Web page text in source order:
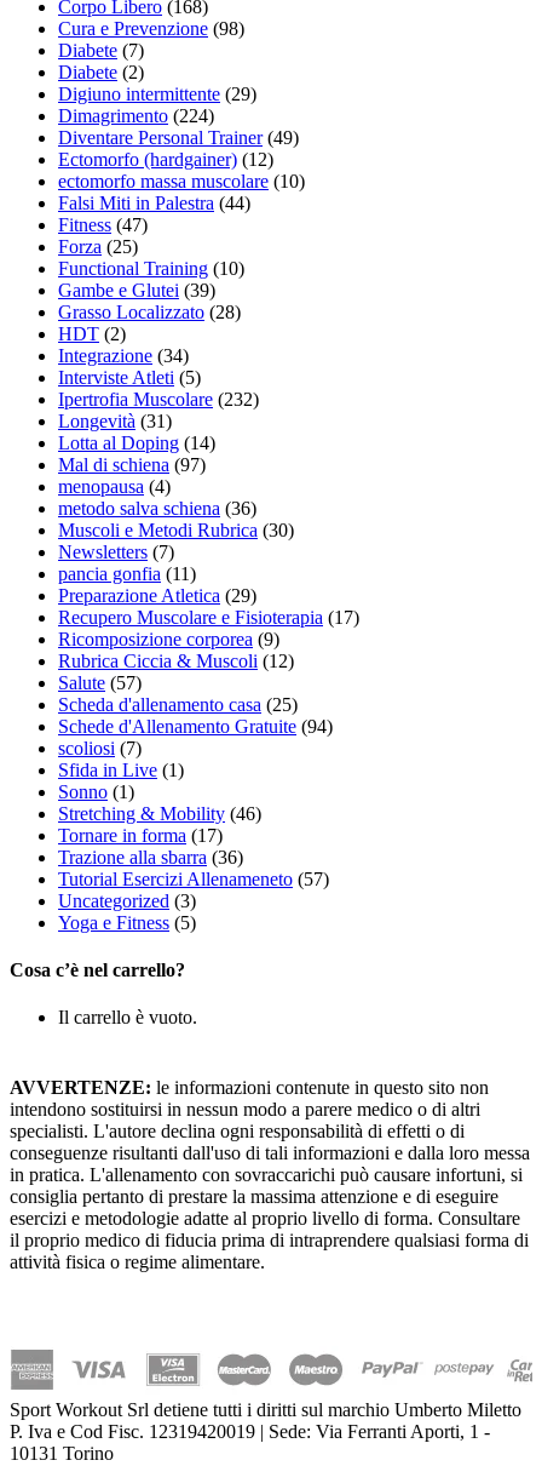
Corpo Libero (168)
Cura e Prevenzione (98)
Diabete (7)
Diabete (2)
Digiuno intermittente (29)
Dimagrimento (224)
Diventare Personal Trainer(49)
Ectomorfo (hardgainer) (12)
ectomorfo massa muscolare (10)
Falsi Miti in Palestra (44)
Fitness (47)
Forza (25)
Functional Training (10)
Gambe e Glutei (39)
Grasso Localizzato (28)
HDT (2)
Integrazione (34)
Interviste Atleti (5)
Ipertrofia Muscolare (232)
Longevità (31)
Lotta al Doping (14)
Mal di schiena (97)
menopausa (4)
metodo salva schiena (36)
Muscoli e Metodi Rubrica (30)
Newsletters (7)
pancia gonfia (11)
Preparazione Atletica (29)
Recupero Muscolare e Fisioterapia (17)
Ricomposizione corporea (9)
Rubrica Ciccia & Muscoli (12)
Salute (57)
Scheda d'allenamento casa (25)
Schede d'Allenamento Gratuite (94)
scoliosi (7)
Sfida in Live (1)
Sonno (1)
Stretching & Mobility (46)
Tornare in forma (17)
Trazione alla sbarra (36)
Tutorial Esercizi Allenameneto (57)
Uncategorized (3)
Yoga e Fitness (5)
Cosa c’è nel carrello?
Il carrello è vuoto.
AVVERTENZE: le informazioni contenute in questo sito non
intendono sostituirsi in nessun modo a parere medico o di altri
specialisti. L'autore declina ogni responsabilità di effetti o di
conseguenze risultanti dall'uso di tali informazioni e dalla loro messa
in pratica. L'allenamento con sovraccarichi può causare infortuni, si
consiglia pertanto di prestare la massima attenzione e di eseguire
esercizi e metodologie adatte al proprio livello di forma. Consultare
il proprio medico di fiducia prima di intraprendere qualsiasi forma di
attività fisica o regime alimentare.
Sport Workout Srl detiene tutti i diritti sul marchio Umberto Miletto
P. Iva e Cod Fisc. 12319420019 | Sede: Via Ferranti Aporti, 1 -
10131 Torino